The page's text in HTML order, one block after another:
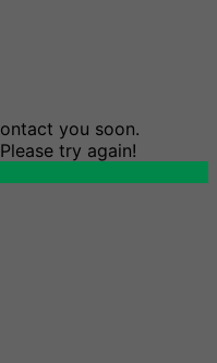
you soon.
try again!